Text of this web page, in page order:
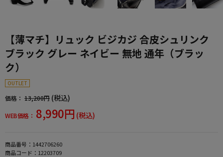
【薄マチ】リュック ビジカジ 合皮シュリンク
ブラック グレー ネイビー 無地 通年（ブラッ
ク）
OUTLET
価格： 13,200円 (税込)
WEB価格： 8,990円 (税込)
商品番号： 1442706260
商品コード： 12203709